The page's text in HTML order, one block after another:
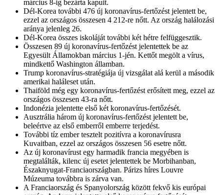
március 8-ig bezárta kapuit.
Dél-Korea további 476 új koronavírus-fertőzést jelentett be,
ezzel az országos összesen 4 212-re nőtt. Az ország halálozási
aránya jelenleg 26.
Dél-Korea összes iskoláját további két hétre felfüggesztik.
Összesen 89 új koronavírus-fertőzést jelentettek be az
Egyesült Államokban március 1-jén. Kettőt megölt a vírus,
mindkettő Washington államban.
Trump koronavírus-stratégiája új vizsgálat alá kerül a második
amerikai haláleset után.
Thaiföld még egy koronavírus-fertőzést erősített meg, ezzel az
országos összesen 43-ra nőtt.
Indonézia jelentette első két koronavírus-fertőzését.
Ausztrália három új koronavírus-fertőzést jelentett be,
beleértve az első emberről emberre terjedést.
További tíz ember tesztelt pozitívra a koronavírusra
Kuvaitban, ezzel az országos összesen 56 esetre nőtt.
Az új koronavírust egy harmadik francia megyében is
megtalálták, kilenc új esetet jelentettek be Morbihanban,
Északnyugat-Franciaországban. Párizs híres Louvre
Múzeuma továbbra is zárva van.
A Franciaország és Spanyolország között fekvő kis európai